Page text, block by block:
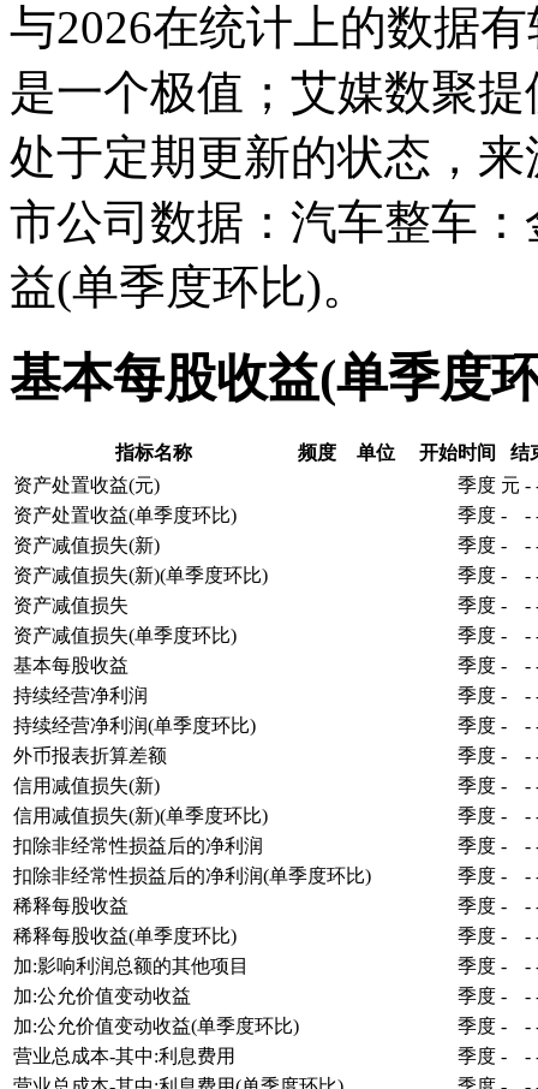
与2026在统计上的数据
是一个极值；艾媒数聚
处于定期更新的状态，
市公司数据：汽车整车
益(单季度环比)。
基本每股收益(单季度
指标名称 频度 单位 开始时间
结
资产处置收益(元)
季度 元 -
资产处置收益(单季度环比)
季度 - -
资产减值损失(新)
季度 - -
资产减值损失(新)(单季度环比)
季度 - -
资产减值损失
季度 - -
资产减值损失(单季度环比)
季度 - -
基本每股收益
季度 - -
持续经营净利润
季度 - -
持续经营净利润(单季度环比)
季度 - -
外币报表折算差额
季度 - -
信用减值损失(新)
季度 - -
信用减值损失(新)(单季度环比)
季度 - -
扣除非经常性损益后的净利润
季度 - -
扣除非经常性损益后的净利润(单季度环比)
季度 - -
稀释每股收益
季度 - -
稀释每股收益(单季度环比)
季度 - -
加:影响利润总额的其他项目
季度 - -
加:公允价值变动收益
季度 - -
加:公允价值变动收益(单季度环比)
季度 - -
营业总成本-其中:利息费用
季度 - -